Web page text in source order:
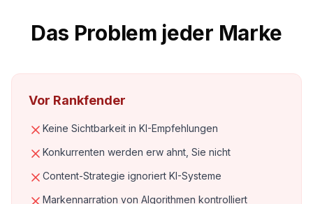
ANALYSIEREN
Das Problem jeder Marke
Vor Rankfender
Keine Sichtbarkeit in KI-Empfehlungen
Konkurrenten werden erw ahnt, Sie nicht
Content-Strategie ignoriert KI-Systeme
Markennarration von Algorithmen kontrolliert